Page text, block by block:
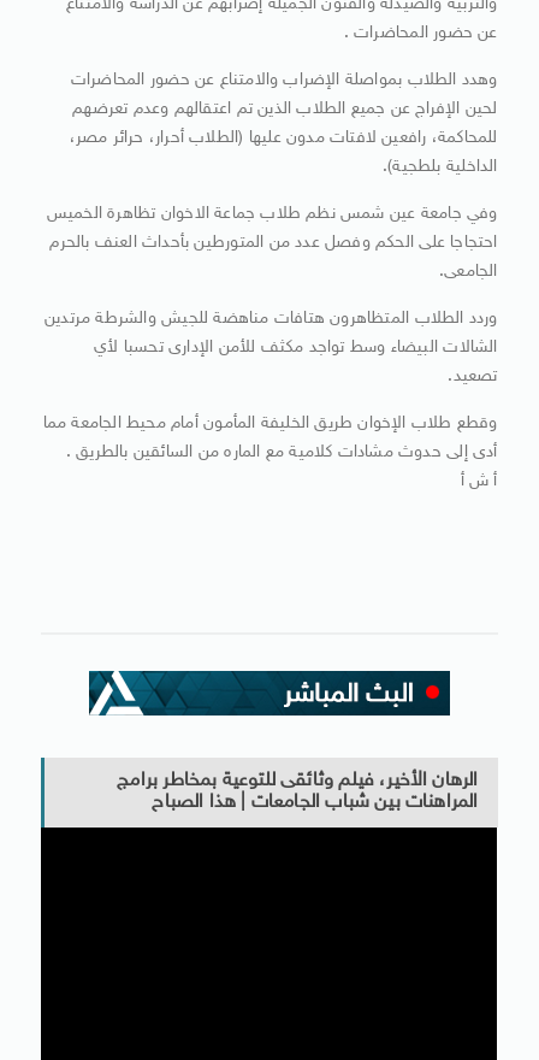
والتربية والصيدلة والفنون الجميلة إضرابهم عن الدراسة والامتناع
عن حضور المحاضرات .
وهدد الطلاب بمواصلة الإضراب والامتناع عن حضور المحاضرات
لحين الإفراج عن جميع الطلاب الذين تم اعتقالهم وعدم تعرضهم
للمحاكمة، رافعين لافتات مدون عليها (الطلاب أحرار، حرائر مصر،
الداخلية بلطجية).
وفي جامعة عين شمس نظم طلاب جماعة الاخوان تظاهرة الخميس
احتجاجا على الحكم وفصل عدد من المتورطين بأحداث العنف بالحرم
الجامعى.
وردد الطلاب المتظاهرون هتافات مناهضة للجيش والشرطة مرتدين
الشالات البيضاء وسط تواجد مكثف للأمن الإدارى تحسبا لأي
تصعيد.
وقطع طلاب الإخوان طريق الخليفة المأمون أمام محيط الجامعة مما
أدى إلى حدوث مشادات كلامية مع الماره من السائقين بالطريق .
أ ش أ
الرهان الأخير، فيلم وثائقى للتوعية بمخاطر برامج
المراهنات بين شباب الجامعات | هذا الصباح